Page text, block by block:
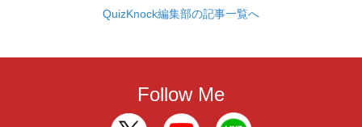
QuizKnock編集部の記事一覧へ
Follow Me